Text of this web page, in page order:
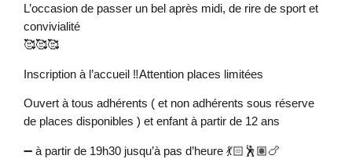
L’occasion de passer un bel après midi, de rire de sport et
convivialité
🥰🥰🥰
Inscription à l’accueil ‼️Attention places limitées
Ouvert à tous adhérents ( et non adhérents sous réserve
de places disponibles ) et enfant à partir de 12 ans
➖ à partir de 19h30 jusqu’à pas d’heure 💃🏻🕺🏽🍗